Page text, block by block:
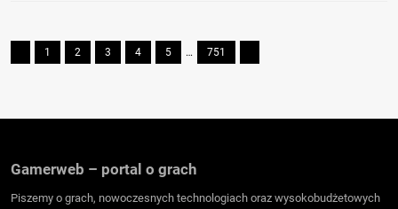
1 2 3 4 5 … 751
Gamerweb – portal o grach
Piszemy o grach, nowoczesnych technologiach oraz wysokobudżetowych